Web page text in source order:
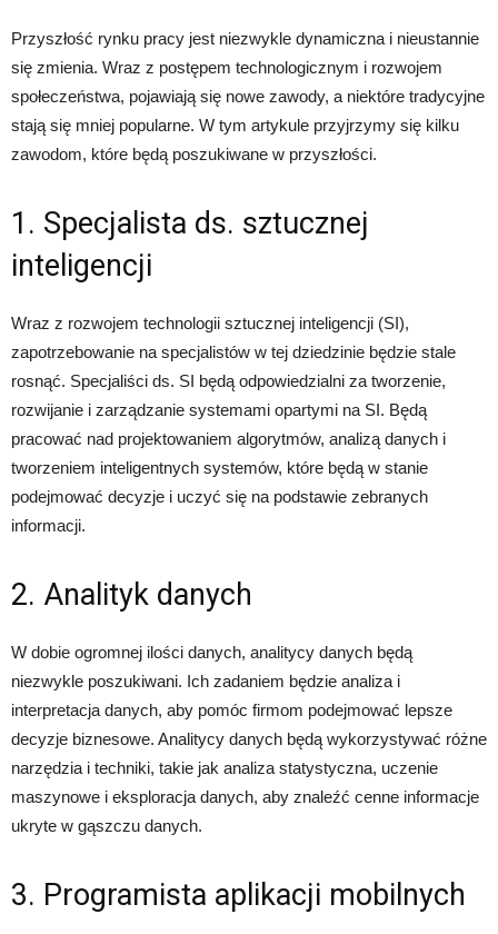
Przyszłość rynku pracy jest niezwykle dynamiczna i nieustannie
się zmienia. Wraz z postępem technologicznym i rozwojem
społeczeństwa, pojawiają się nowe zawody, a niektóre tradycyjne
stają się mniej popularne. W tym artykule przyjrzymy się kilku
zawodom, które będą poszukiwane w przyszłości.
1. Specjalista ds. sztucznej
inteligencji
Wraz z rozwojem technologii sztucznej inteligencji (SI),
zapotrzebowanie na specjalistów w tej dziedzinie będzie stale
rosnąć. Specjaliści ds. SI będą odpowiedzialni za tworzenie,
rozwijanie i zarządzanie systemami opartymi na SI. Będą
pracować nad projektowaniem algorytmów, analizą danych i
tworzeniem inteligentnych systemów, które będą w stanie
podejmować decyzje i uczyć się na podstawie zebranych
informacji.
2. Analityk danych
W dobie ogromnej ilości danych, analitycy danych będą
niezwykle poszukiwani. Ich zadaniem będzie analiza i
interpretacja danych, aby pomóc firmom podejmować lepsze
decyzje biznesowe. Analitycy danych będą wykorzystywać różne
narzędzia i techniki, takie jak analiza statystyczna, uczenie
maszynowe i eksploracja danych, aby znaleźć cenne informacje
ukryte w gąszczu danych.
3. Programista aplikacji mobilnych